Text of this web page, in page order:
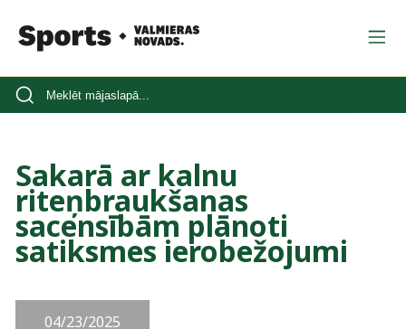
Sakarā ar kalnu
riteņbraukšanas
sacensībām plānoti
satiksmes ierobežojumi
04/23/2025